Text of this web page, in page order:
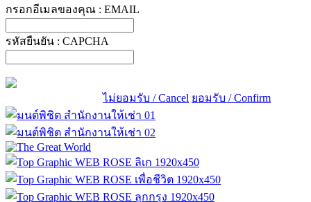
กรอกอีเมลของคุณ : EMAIL
รหัสยืนยัน : CAPCHA
ไม่ยอมรับ / Cancel ยอมรับ / Confirm